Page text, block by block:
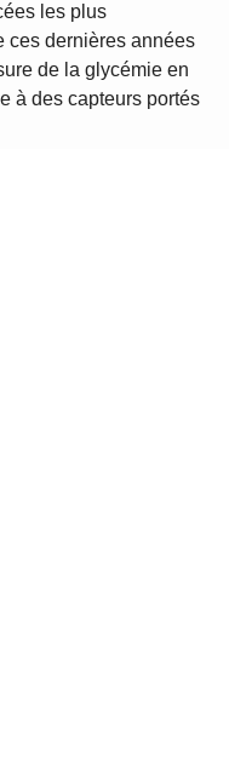
les plus
ces dernières années
de la glycémie en
à des capteurs portés